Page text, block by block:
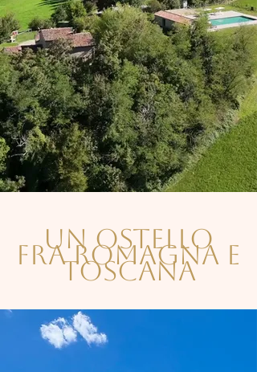
UN OSTELLO
FRA ROMAGNA E
TOSCANA